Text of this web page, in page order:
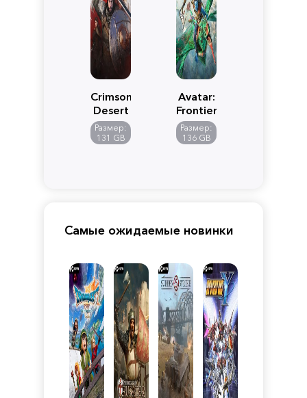
Crimson
Desert
Размер:
131 GB
Avatar:
Frontiers
of
Pandora
Размер:
136 GB
Самые ожидаемые новинки